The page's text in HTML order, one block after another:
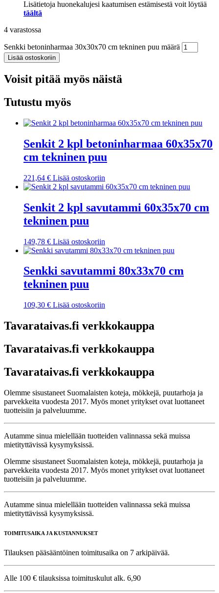
Lisätietoja huonekalujesi kaatumisen estämisestä voit löytää
täältä
4 varastossa
Senkki betoninharmaa 30x30x70 cm tekninen puu määrä
Lisää ostoskoriin
Voisit pitää myös näistä
Tutustu myös
Senkit 2 kpl betoninharmaa 60x35x70
cm tekninen puu
221,64 € Lisää ostoskoriin
Senkit 2 kpl savutammi 60x35x70 cm
tekninen puu
149,78 € Lisää ostoskoriin
Senkki savutammi 80x33x70 cm
tekninen puu
109,30 € Lisää ostoskoriin
Tavarataivas.fi verkkokauppa
Tavarataivas.fi verkkokauppa
Tavarataivas.fi verkkokauppa
Olemme sisustaneet Suomalaisten koteja, mökkejä, puutarhoja ja
parvekkeita vuodesta 2017. Myös monet yritykset ovat luottaneet
tuotteisiin ja palveluumme.
Autamme sinua mielellään tuotteiden valinnassa sekä muissa
mietityttävissä kysymyksissä.
Olemme sisustaneet Suomalaisten koteja, mökkejä, puutarhoja ja
parvekkeita vuodesta 2017. Myös monet yritykset ovat luottaneet
tuotteisiin ja palveluumme.
Autamme sinua mielellään tuotteiden valinnassa sekä muissa
mietityttävissä kysymyksissä.
TOIMITUSAIKA JA KUSTANNUKSET
Tilauksen pääsääntöinen toimitusaika on 7 arkipäivää.
Alle 100 € tilauksissa toimituskulut alk. 6,90